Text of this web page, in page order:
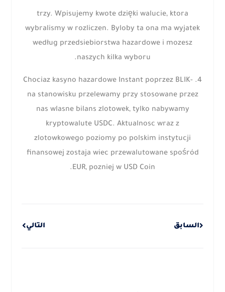
trzy. Wpisujemy kwote dzięki walucie, ktora
wybralismy w rozliczen. Byloby ta ona ma wyjatek
według przedsiebiorstwa hazardowe i mozesz
naszych kilka wyboru.
4. Chociaz kasyno hazardowe Instant poprzez BLIK-
na stanowisku przelewamy przy stosowane przez
nas wlasne bilans zlotowek, tylko nabywamy
kryptowalute USDC. Aktualnosc wraz z
zlotowkowego poziomy po polskim instytucji
finansowej zostaja wiec przewalutowane spośród
EUR, pozniej w USD Coin.
السابق التالي